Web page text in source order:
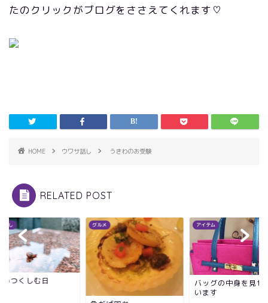
たのクリックがブログをささえてくれます♡
HOME ウワサ話し うきわのお受験
RELATED POST
話し
いつくしむ日
グルメ アイテム
バッグの中身を見せ
います